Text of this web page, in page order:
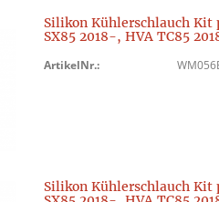
Silikon Kühlerschlauch Kit
SX85 2018-, HVA TC85
ArtikelNr.:
Silikon Kühlerschlauch Kit